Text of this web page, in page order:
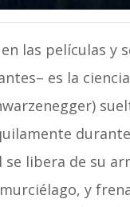
las películas y
es la
durante
se libera de su
y